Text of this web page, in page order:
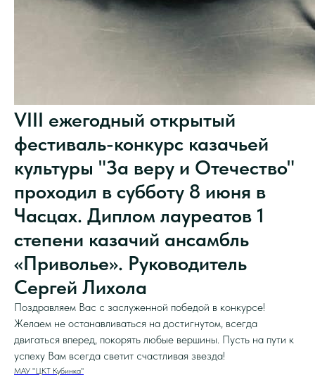
VIII ежегодный открытый
фестиваль-конкурс казачьей
культуры "За веру и Отечество"
проходил в субботу 8 июня в
Часцах. Диплом лауреатов 1
степени казачий ансамбль
«Приволье». Руководитель
Сергей Лихола
Поздравляем Вас с заслуженной победой в конкурсе!
Желаем не останавливаться на достигнутом, всегда
двигаться вперед, покорять любые вершины. Пусть на пути к
успеху Вам всегда светит счастливая звезда!
МАУ "ЦКТ Кубинка"